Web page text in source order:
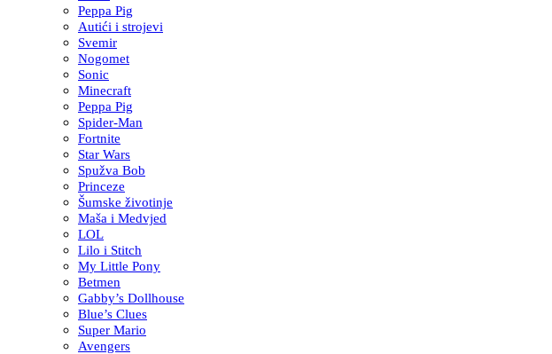
Peppa Pig
Autići i strojevi
Svemir
Nogomet
Sonic
Minecraft
Peppa Pig
Spider-Man
Fortnite
Star Wars
Spužva Bob
Princeze
Šumske životinje
Maša i Medvjed
LOL
Lilo i Stitch
My Little Pony
Betmen
Gabby’s Dollhouse
Blue’s Clues
Super Mario
Avengers